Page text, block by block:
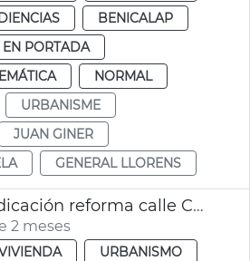
BENICALAP
EN PORTADA
NORMAL
URBANISME
JUAN GINER
GENERAL LLORENS
València adjudicación reforma calle Colón
2 meses
URBANISMO